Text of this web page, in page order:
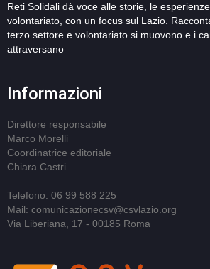
Reti Solidali dà voce alle storie, le
volontariato, con un focus sul Lazio.
terzo settore e volontariato si muovono e i
attraversano
Informazioni
Direttore responsabile
Marco Morelli
Coordinatrice editoriale
Chiara Castri
Telefono: 06 99 588 225
Mail: comunicazionecsv@csvlazio.org
Via Liberiana, 17 - 00185 Roma